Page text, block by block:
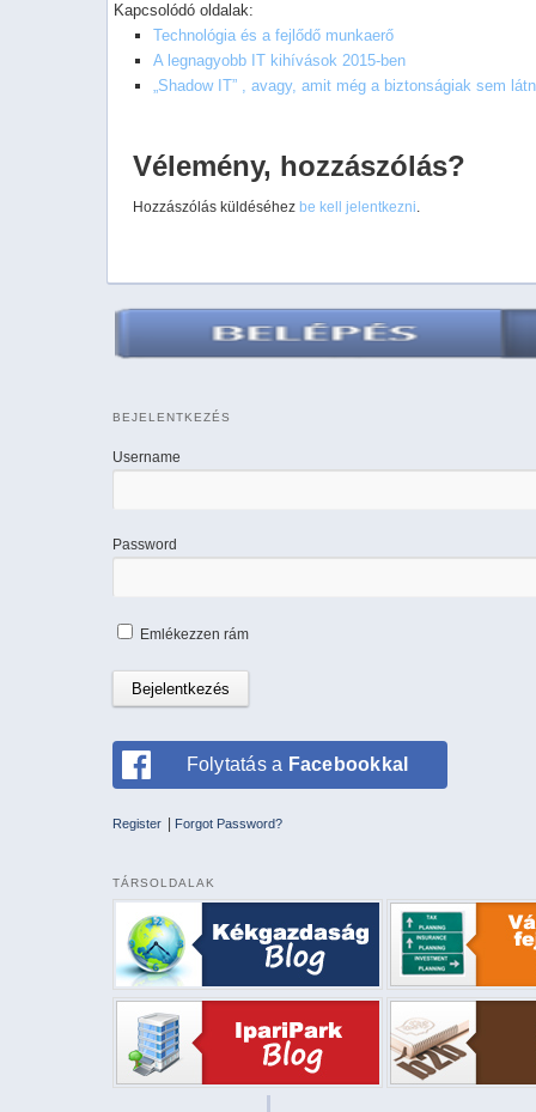
Kapcsolódó oldalak:
Technológia és a fejlődő munkaerő
A legnagyobb IT kihívások 2015-ben
„Shadow IT” , avagy, amit még a biztonságiak sem
Vélemény, hozzászólás?
Hozzászólás küldéséhez be kell jelentkezni.
BEJELENTKEZÉS
Username
Password
Emlékezzen rám
Folytatás a Facebookkal
Register Forgot Password?
TÁRSOLDALAK